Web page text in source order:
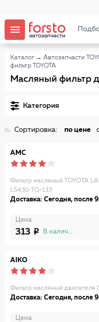
Каталог → Автозапчасти
фильтр TOYOTA
Масляный фильтр
Категория
Сортировка: по цене
AMC
Фильтр масляный TOYOTA
LS430 TO-133
Доставка: Сегодня, после 9
Цена
313 В наличии
AIKO
Фильтр масляный двигателя
Доставка: Сегодня, после 9
Цена